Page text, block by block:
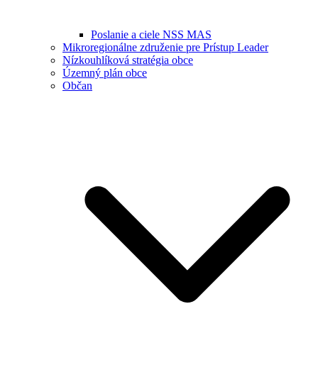
Poslanie a ciele NSS MAS
Mikroregionálne združenie pre Prístup Leader
Nízkouhlíková stratégia obce
Územný plán obce
Občan